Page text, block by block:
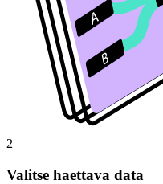
2
Valitse haettava data